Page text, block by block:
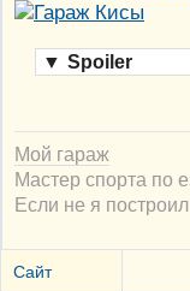
▼ Spoiler
Мой гараж
Мастер спорта по
Если не я
Сайт